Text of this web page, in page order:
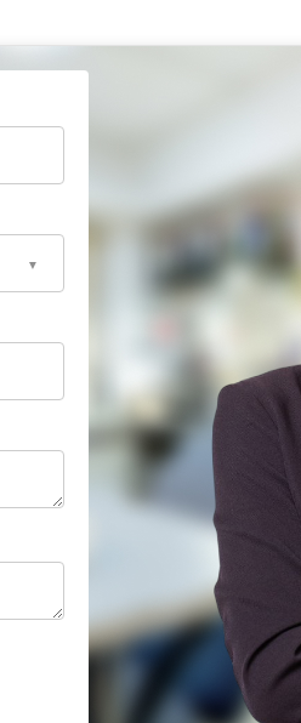
повторение ошибок.
работоспособности.
сохранить стабильную работу